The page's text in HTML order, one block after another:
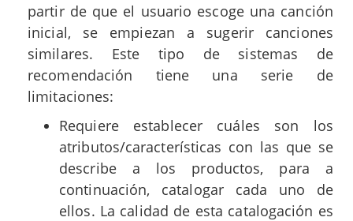
partir de que el usuario escoge una canción
inicial, se empiezan a sugerir canciones
similares. Este tipo de sistemas de
recomendación tiene una serie de
limitaciones:
Requiere establecer cuáles son los
atributos/características con las que se
describe a los productos, para a
continuación, catalogar cada uno de
ellos. La calidad de esta catalogación es